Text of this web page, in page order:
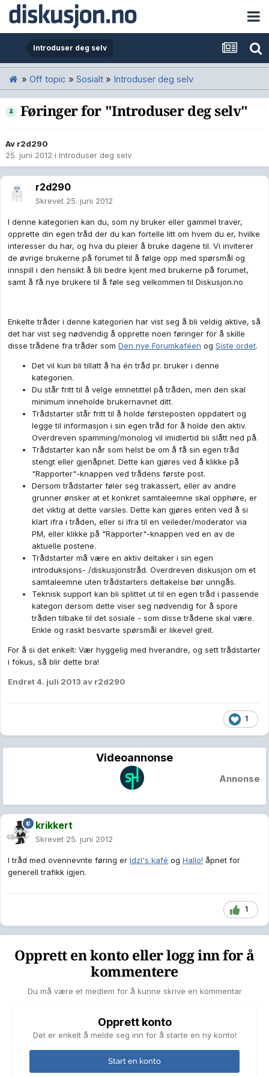
Introduser deg selv
» Off topic » Sosialt » Introduser deg selv
Føringer for "Introduser deg selv"
Av r2d290
25. juni 2012 i Introduser deg selv
r2d290
Skrevet 25. juni 2012
I denne kategorien kan du, som ny bruker eller gammel traver,
opprette din egen tråd der du kan fortelle litt om hvem du er, hvilke
interesser du har, og hva du pleier å bruke dagene til. Vi inviterer
de øvrige brukerne på forumet til å følge opp med spørsmål og
innspill i den hensikt å bli bedre kjent med brukerne på forumet,
samt å få nye brukere til å føle seg velkommen til Diskusjon.no
Enkelte tråder i denne kategorien har vist seg å bli veldig aktive, så
det har vist seg nødvendig å opprette noen føringer for å skille
disse trådene fra tråder som Den nye Forumkaféen og Siste ordet.
Det vil kun bli tillatt å ha én tråd pr. bruker i denne
kategorien.
Du står fritt til å velge emnetittel på tråden, men den skal
minimum inneholde brukernavnet ditt.
Trådstarter står fritt til å holde førsteposten oppdatert og
legge til informasjon i sin egen tråd for å holde den aktiv.
Overdreven spamming/monolog vil imidlertid bli slått ned på.
Trådstarter kan når som helst be om å få sin egen tråd
stengt eller gjenåpnet. Dette kan gjøres ved å klikke på
"Rapporter"-knappen ved trådens første post.
Dersom trådstarter føler seg trakassert, eller av andre
grunner ønsker at et konkret samtaleemne skal opphøre, er
det viktig at dette varsles. Dette kan gjøres enten ved å si
klart ifra i tråden, eller si ifra til en veileder/moderator via
PM, eller klikke på "Rapporter"-knappen ved en av de
aktuelle postene.
Trådstarter må være en aktiv deltaker i sin egen
introduksjons- /diskusjonstråd. Overdreven diskusjon om et
samtaleemne uten trådstarters deltakelse bør unngås.
Teknisk support kan bli splittet ut til en egen tråd i passende
kategori dersom dette viser seg nødvendig for å spore
tråden tilbake til det sosiale - som disse trådene skal være.
Enkle og raskt besvarte spørsmål er likevel greit.
For å si det enkelt: Vær hyggelig med hverandre, og sett trådstarter
i fokus, så blir dette bra!
Endret4. juli 2013 av r2d290
1
Videoannonse
Annonse
krikkert
Skrevet 25. juni 2012
I tråd med ovennevnte føring er Idzl's kafé og Hallo! åpnet for
generell trafikk igjen.
1
Opprett en konto eller logg inn for å
kommentere
Du må være et medlem for å kunne skrive en kommentar
Opprett konto
Det er enkelt å melde seg inn for å starte en ny konto!
Start en konto